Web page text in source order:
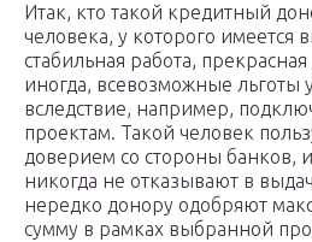
Итак, кто такой кредитный
человека, у которого имеется
стабильная работа,
иногда, всевозможные льготы
вследствие, например,
проектам. Такой человек
доверием со стороны банков,
никогда не отказывают в
нередко донору одобряют
сумму в рамках выбранной